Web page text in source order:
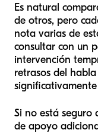
Es natural
de otros, pero
nota varias de
consultar con un
intervención
retrasos del
Si no está seguro
de apoyo